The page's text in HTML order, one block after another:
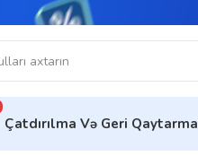
Çatdırılma Və Geri Qaytarma